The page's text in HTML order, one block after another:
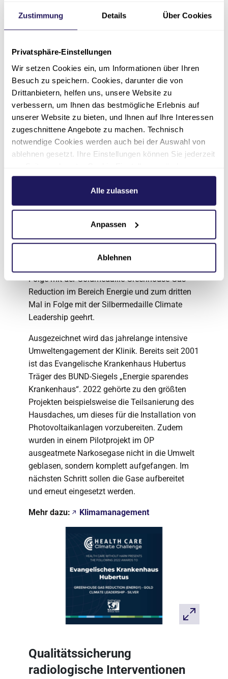
Zustimmung Details Über Cookies
Privatsphäre-Einstellungen
Wir setzen Cookies ein, um Informationen über Ihren
Besuch zu speichern. Cookies, darunter die von
Drittanbietern, helfen uns, unsere Website zu
verbessern, um Ihnen das bestmögliche Erlebnis auf
unserer Website zu bieten, und Ihnen auf Ihre Interessen
zugeschnittene Angebote zu machen. Technisch
notwendige Cookies werden auch bei der Auswahl von
ablehnen gesetzt. Ihre Einstellungen können Sie jederzeit
Weitere Informationen hierzu finden Sie in unserer
.
Alle zulassen
Anpassen
Ablehnen
AltersTraumaZentrum
(Zertifizierungsverfahren)
Klima-Champion 2022
Health Care Without Harm (HCWH) hat das
Evangelische Krankenhaus Hubertus zum
Klima-Champion 2022 erklärt. Das
Folge mit der Goldmedaille Greenhouse Gas
Reduction im Bereich Energie und zum dritten
Mal in Folge mit der Silbermedaille Climate
Leadership geehrt.
Ausgezeichnet wird das jahrelange intensive
Umweltengagement der Klinik. Bereits seit 2001
ist das Evangelische Krankenhaus Hubertus
Träger des BUND-Siegels „Energie sparendes
Krankenhaus“. 2022 gehörte zu den größten
Projekten beispielsweise die Teilsanierung des
Hausdaches, um dieses für die Installation von
Photovoltaikanlagen vorzubereiten. Zudem
wurden in einem Pilotprojekt im OP
ausgeatmete Narkosegase nicht in die Umwelt
geblasen, sondern komplett aufgefangen. Im
nächsten Schritt sollen die Gase aufbereitet
und erneut eingesetzt werden.
Mehr dazu: Klimamanagement
Qualitätssicherung
radiologische Interventionen